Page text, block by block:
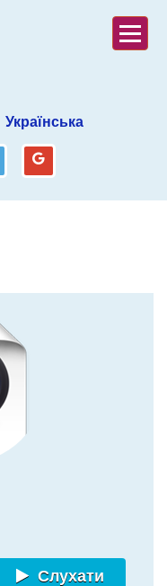
Українська
gp
Слухати